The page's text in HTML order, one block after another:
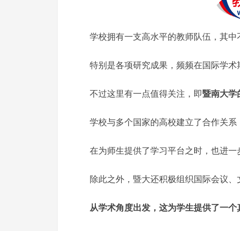
学校拥有一支高水平的教师队伍，其中
特别是各项研究成果，频频在国际学术
不过这里有一点值得关注，即暨南大学
学校与多个国家的高校建立了合作关
在为师生提供了学习平台之时，也进一
除此之外，暨大还积极组织国际会议
从学术角度出发，这为学生提供了一个